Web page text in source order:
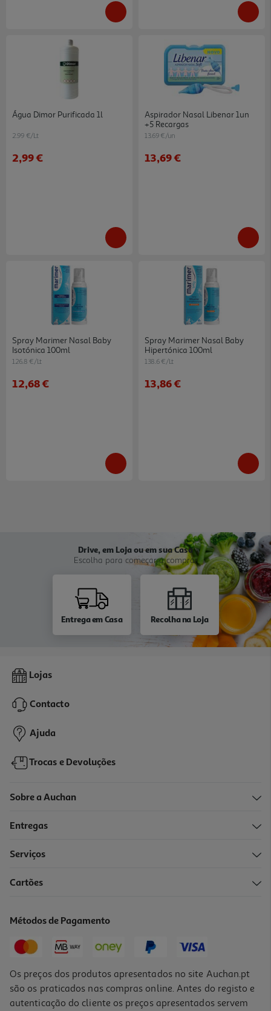
Água Dimor Purificada 1l
2.99 €/Lt
2,99 €
Aspirador Nasal Libenar 1un
+5 Recargas
13.69 €/un
13,69 €
Spray Marimer Nasal Baby
Isotónica 100ml
126.8 €/Lt
12,68 €
Spray Marimer Nasal Baby
Hipertónica 100ml
138.6 €/Lt
13,86 €
Drive, em Loja ou em sua Casa
Escolha para começar a comprar
Entrega em Casa Recolha na Loja
Lojas
Contacto
Ajuda
Trocas e Devoluções
Sobre a Auchan
Entregas
Serviços
Cartões
Métodos de Pagamento
Os preços dos produtos apresentados no site Auchan.pt
são os praticados nas compras online. Antes do registo e
autenticação do cliente os preços apresentados servem